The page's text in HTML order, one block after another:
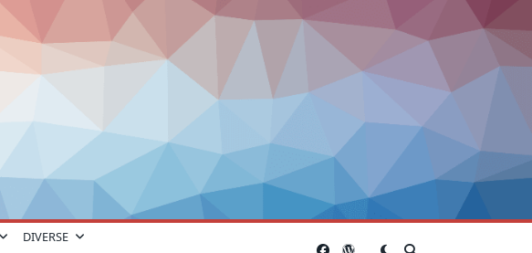
DIVERSE